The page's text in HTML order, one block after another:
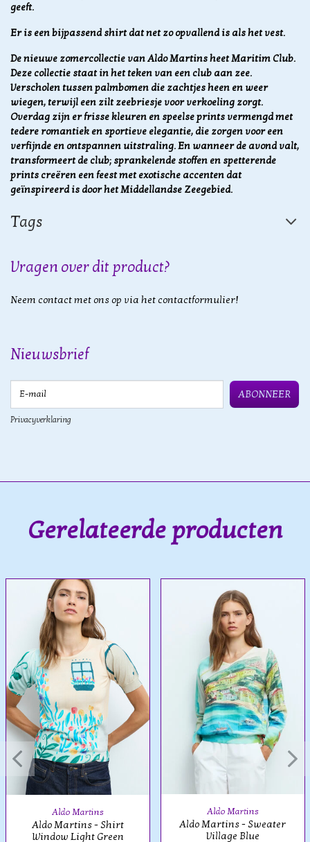
geeft.
Er is een bijpassend shirt dat net zo opvallend is als het vest.
De nieuwe zomercollectie van Aldo Martins heet Maritim Club.
Deze collectie staat in het teken van een club aan zee.
Verscholen tussen palmbomen die zachtjes heen en weer
wiegen, terwijl een zilt zeebriesje voor verkoeling zorgt.
Overdag zijn er frisse kleuren en speelse prints vermengd met
tedere romantiek en sportieve elegantie, die zorgen voor een
verfijnde en ontspannen uitstraling. En wanneer de avond valt,
transformeert de club; sprankelende stoffen en spetterende
prints creëren een feest met exotische accenten dat
geïnspireerd is door het Middellandse Zeegebied.
Tags
Vragen over dit product?
Neem contact met ons op via het contactformulier!
Nieuwsbrief
ABONNEER
Privacyverklaring
Gerelateerde producten
Aldo Martins
Aldo Martins - Shirt
Window Light Green
Aldo Martins
Aldo Martins - Sweater
Village Blue